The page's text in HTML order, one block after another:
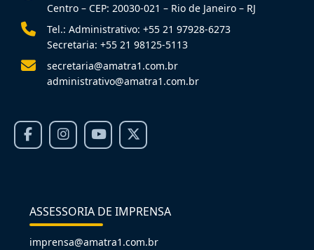
Centro – CEP: 20030-021 – Rio de Janeiro – RJ
Tel.: Administrativo: +55 21 97928-6273
Secretaria: +55 21 98125-5113
secretaria@amatra1.com.br
administrativo@amatra1.com.br
ASSESSORIA DE IMPRENSA
imprensa@amatra1.com.br